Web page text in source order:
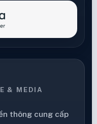
& MEDIA
thông cung cấp